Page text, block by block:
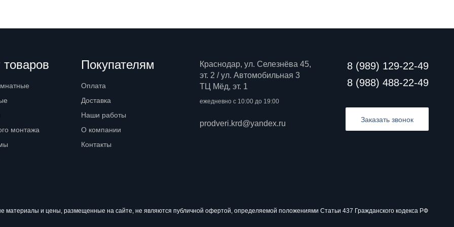
товаров
монтажа
Покупателям
Оплата
Доставка
Наши работы
О компании
Контакты
Краснодар, ул. Селезнёва 45,
эт. 2 / ул. Автомобильная 3
ТЦ Мёд, эт. 1
ежедневно с 10:00 до 19:00
prodveri.krd@yandex.ru
8 (989) 129-22-49
8 (988) 488-22-49
Заказать звонок
и цены, размещенные на сайте, не являются публичной офертой, определяемой положениями Статьи 437 Гражданского кодекса РФ